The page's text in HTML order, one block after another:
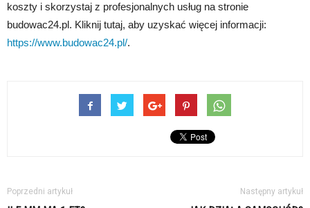
koszty i skorzystaj z profesjonalnych usług na stronie
budowac24.pl. Kliknij tutaj, aby uzyskać więcej informacji:
https://www.budowac24.pl/.
Poprzedni artykuł Następny artykuł